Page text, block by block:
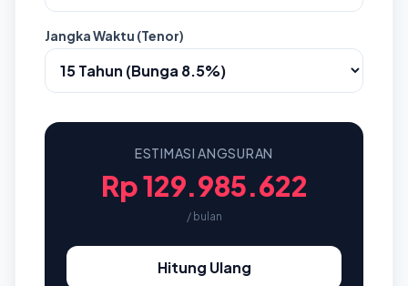
Jangka Waktu (Tenor)
ESTIMASI ANGSURAN
Rp 129.985.622
/ bulan
Hitung Ulang